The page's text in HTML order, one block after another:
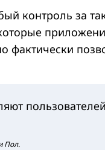
контроль за
Пол.